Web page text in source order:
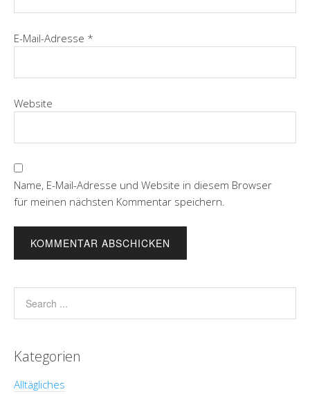
E-Mail-Adresse *
Website
Name, E-Mail-Adresse und Website in diesem Browser
für meinen nächsten Kommentar speichern.
Kategorien
Alltägliches